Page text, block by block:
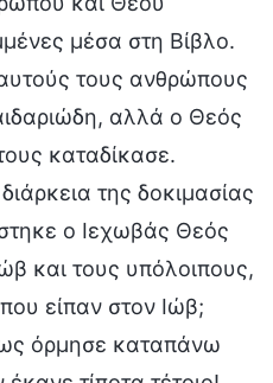
μέσα στη Βίβλο.
τους ανθρώπους
αλλά ο Θεός
καταδίκασε.
της δοκιμασίας
ο Ιεχωβάς Θεός
και τους υπόλοιπους,
είπαν στον Ιώβ;
όρμησε καταπάνω